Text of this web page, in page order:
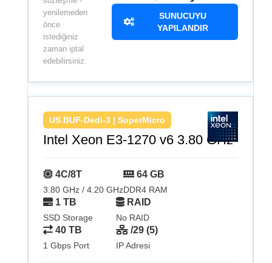
yenilemeden
önce
istediğiniz
zaman iptal
edebilirsiniz.
SUNUCUYU
YAPILANDIR
US.BUF-Dedi-3 | SuperMicro
Intel Xeon E3-1270 v6 3.80 GHz
4C/8T
3.80 GHz / 4.20 GHz
64 GB
DDR4 RAM
1 TB
SSD Storage
RAID
No RAID
40 TB
1 Gbps Port
/29 (5)
IP Adresi